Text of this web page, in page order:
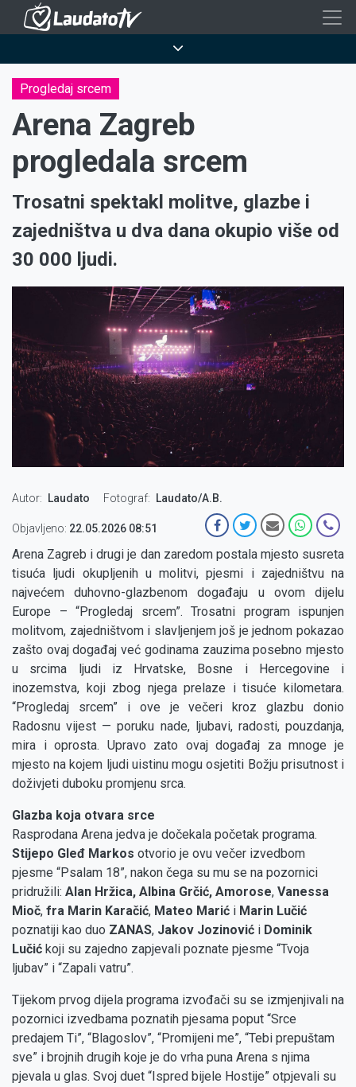
Skoči
sadržaj
Progledaj srcem
Arena Zagreb
progledala srcem
Trosatni spektakl molitve, glazbe i
zajedništva u dva dana okupio više od
30 000 ljudi.
Autor Laudato Fotograf Laudato/A.B.
Objavljeno: 22.05.2026 08:51
Arena Zagreb i drugi je dan zaredom postala mjesto susreta
tisuća ljudi okupljenih u molitvi, pjesmi i zajedništvu na
najvećem duhovno-glazbenom događaju u ovom dijelu
Europe – “Progledaj srcem”. Trosatni program ispunjen
molitvom, zajedništvom i slavljenjem još je jednom pokazao
zašto ovaj događaj već godinama zauzima posebno mjesto
u srcima ljudi iz Hrvatske, Bosne i Hercegovine i
inozemstva, koji zbog njega prelaze i tisuće kilometara.
“Progledaj srcem” i ove je večeri kroz glazbu donio
Radosnu vijest — poruku nade, ljubavi, radosti, pouzdanja,
mira i oprosta. Upravo zato ovaj događaj za mnoge je
mjesto na kojem ljudi uistinu mogu osjetiti Božju prisutnost i
doživjeti duboku promjenu srca.
Glazba koja otvara srce
Rasprodana Arena jedva je dočekala početak programa.
Stijepo Gleđ Markos otvorio je ovu večer izvedbom
pjesme “Psalam 18”, nakon čega su mu se na pozornici
pridružili: Alan Hržica, Albina Grčić, Amorose, Vanessa
Mioč, fra Marin Karačić, Mateo Marić i Marin Lučić
poznatiji kao duo ZANAS, Jakov Jozinović i Dominik
Lučić koji su zajedno zapjevali poznate pjesme “Tvoja
ljubav” i “Zapali vatru”.
Tijekom prvog dijela programa izvođači su se izmjenjivali na
pozornici izvedbama poznatih pjesama poput “Srce
predajem Ti”, “Blagoslov”, “Promijeni me”, “Tebi prepuštam
sve” i brojnih drugih koje je do vrha puna Arena s njima
pjevala u glas. Svoj duet “Ispred bijele Hostije” otpjevali su